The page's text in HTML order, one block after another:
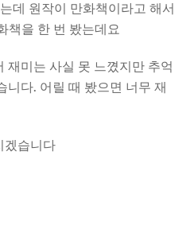
데 원작이 만화책이라고 해서
책을 한 번 봤는데요
재미는 사실 못 느꼈지만 추억
니다. 어릴 때 봤으면 너무 재
겠습니다